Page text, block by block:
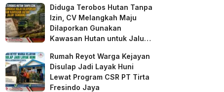
Diduga Terobos Hutan Tanpa
Izin, CV Melangkah Maju
Dilaporkan Gunakan
Kawasan Hutan untuk Jalur
Rumah Reyot Warga Kejayan
Disulap Jadi Layak Huni
Lewat Program CSR PT Tirta
Fresindo Jaya